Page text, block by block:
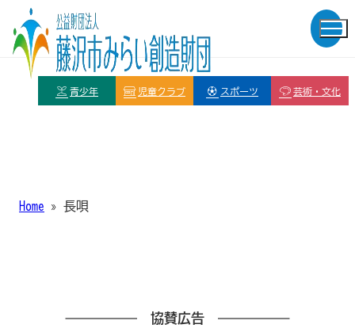
青少年 児童クラブ スポーツ 芸術・文化
Home » 長唄
協賛広告